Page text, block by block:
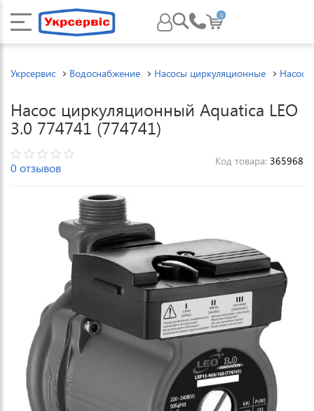
0
Укрсервис Водоснабжение Насосы циркуляционные
Насос циркуляционный Aquatica LEO
3.0 774741 (774741)
0 отзывов Код товара: 365968